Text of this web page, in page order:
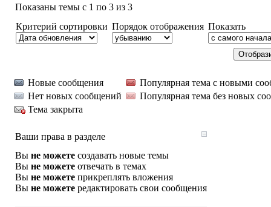
Показаны темы с 1 по 3 из 3
Критерий сортировки Порядок отображения Показать
Новые сообщения
Популярная тема с новыми
Нет новых сообщений
Популярная тема без новых
Тема закрыта
Ваши права в разделе
Вы не можете создавать новые темы
Вы не можете отвечать в темах
Вы не можете прикреплять вложения
Вы не можете редактировать свои сообщения